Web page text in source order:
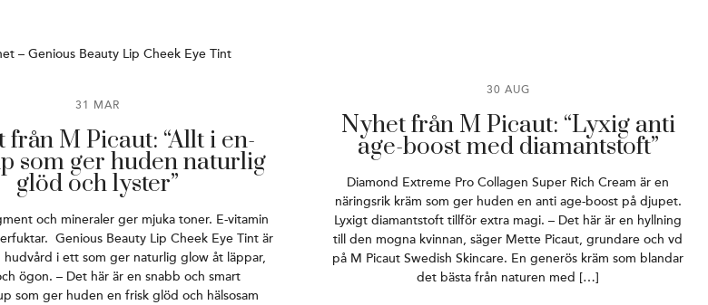
31 MAR
från M Picaut: “Allt i en-
som ger huden naturlig
glöd och lyster”
och mineraler ger mjuka toner. E-vitamin
Genious Beauty Lip Cheek Eye Tint är
hudvård i ett som ger naturlig glow åt läppar,
ögon. – Det här är en snabb och smart
som ger huden en frisk glöd och hälsosam
30 AUG
Nyhet från M Picaut: “Lyxig anti
age-boost med diamantstoft”
Diamond Extreme Pro Collagen Super Rich Cream är en
näringsrik kräm som ger huden en anti age-boost på djupet.
Lyxigt diamantstoft tillför extra magi. – Det här är en hyllning
till den mogna kvinnan, säger Mette Picaut, grundare och vd
på M Picaut Swedish Skincare. En generös kräm som blandar
det bästa från naturen med […]